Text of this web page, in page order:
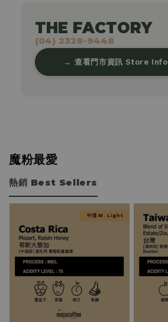
THE FACTORY
(04) 2328-9448
查看門市資訊 Store Info
魔粉最愛
熱銷 Best Sellers
中淺 M. Light